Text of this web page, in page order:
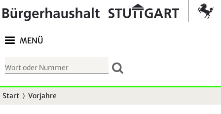
Springe zur Navigation
Kontrast umschalten
MENÜ
S
u
c
S
Start Vorjahre